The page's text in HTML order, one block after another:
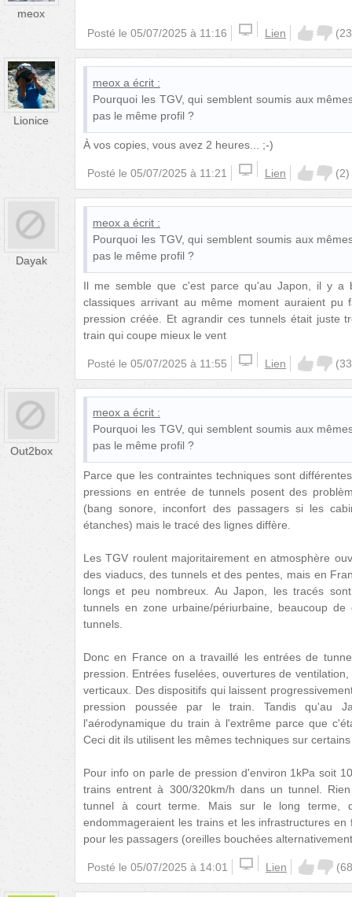
meox
Posté le 05/07/2025 à 11:16 Lien (23
Lionice
meox a écrit :
Pourquoi les TGV, qui semblent soumis aux
pas le même profil ?
À vos copies, vous avez 2 heures... ;-)
Posté le 05/07/2025 à 11:21 Lien (2)
Dayak
meox a écrit :
Pourquoi les TGV, qui semblent soumis aux
pas le même profil ?
Il me semble que c'est parce qu'au Japon, il y a
classiques arrivant au même moment auraient
pression créée. Et agrandir ces tunnels était juste
train qui coupe mieux le vent
Posté le 05/07/2025 à 11:55 Lien (33
Out2box
meox a écrit :
Pourquoi les TGV, qui semblent soumis aux
pas le même profil ?
Parce que les contraintes techniques sont
pressions en entrée de tunnels posent des
(bang sonore, inconfort des passagers si les
étanches) mais le tracé des lignes diffère.
Les TGV roulent majoritairement en atmosphère
des viaducs, des tunnels et des pentes, mais en
longs et peu nombreux. Au Japon, les tracés
tunnels en zone urbaine/périurbaine, beaucoup
tunnels.
Donc en France on a travaillé les entrées de
pression. Entrées fuselées, ouvertures de
verticaux. Des dispositifs qui laissent
pression poussée par le train. Tandis qu'au
l'aérodynamique du train à l'extrême parce que
Ceci dit ils utilisent les mêmes techniques sur
Pour info on parle de pression d'environ 1kPa soit
trains entrent à 300/320km/h dans un tunnel.
tunnel à court terme. Mais sur le long terme,
endommageraient les trains et les infrastructures
pour les passagers (oreilles bouchées
Posté le 05/07/2025 à 14:01 Lien (68